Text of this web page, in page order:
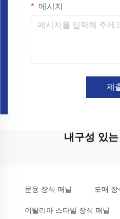
메시지
제
내구성 있
문용 장식 패널 도매 장
이탈리아 스타일 장식 패널